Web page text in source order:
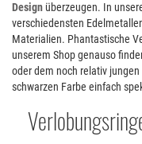
Designüberzeugen. In
verschiedensten
Materialien. Phantastische
unserem Shop genauso
oder dem noch relativ jungen
schwarzen Farbe einfach